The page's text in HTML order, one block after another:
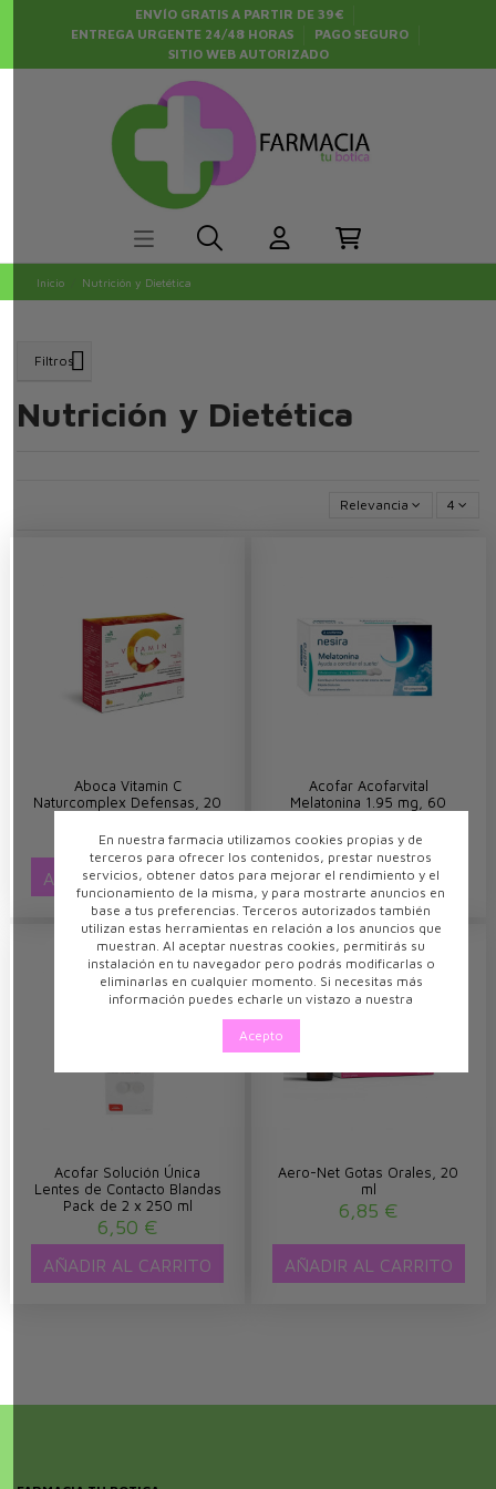
ENVÍO GRATIS A PARTIR DE 39€
ENTREGA URGENTE 24/48 HORAS
PAGO SEGURO
SITIO WEB AUTORIZADO
Inicio Nutrición y Dietética
Nutrición y Dietética
Relevancia 4
Aboca Vitamin C
Naturcomplex Defensas, 20
9,50 €
AÑADIR AL CARRITO
Acofar Acofarvital
Melatonina 1.95 mg, 60
6,40 €
AÑADIR AL CARRITO
Acofar Solución Única
Lentes de Contacto Blandas
Pack de 2 x 250 ml
6,50 €
AÑADIR AL CARRITO
Aero-Net Gotas Orales, 20
ml
6,85 €
AÑADIR AL CARRITO
Filtros
En nuestra farmacia utilizamos cookies propias y de
terceros para ofrecer los contenidos, prestar nuestros
servicios, obtener datos para mejorar el rendimiento y el
funcionamiento de la misma, y para mostrarte anuncios en
base a tus preferencias. Terceros autorizados también
utilizan estas herramientas en relación a los anuncios que
muestran. Al aceptar nuestras cookies, permitirás su
instalación en tu navegador pero podrás modificarlas o
eliminarlas en cualquier momento. Si necesitas más
información puedes echarle un vistazo a nuestra
Acepto